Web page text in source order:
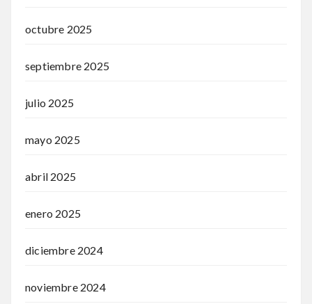
octubre 2025
septiembre 2025
julio 2025
mayo 2025
abril 2025
enero 2025
diciembre 2024
noviembre 2024